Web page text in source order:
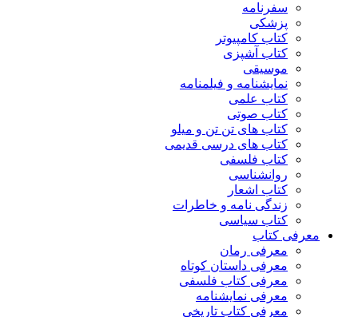
سفرنامه
پزشکی
کتاب کامپیوتر
کتاب آشپزی
موسیقی
نمایشنامه و فیلمنامه
کتاب علمی
کتاب صوتی
کتاب های تن تن و میلو
کتاب های درسی قدیمی
کتاب فلسفی
روانشناسی
کتاب اشعار
زندگی نامه و خاطرات
کتاب سیاسی
معرفی کتاب
معرفی رمان
معرفی داستان کوتاه
معرفی کتاب فلسفی
معرفی نمایشنامه
معرفی کتاب تاریخی